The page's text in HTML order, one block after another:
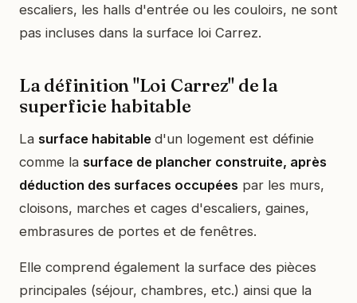
escaliers, les halls d'entrée ou les couloirs, ne sont
pas incluses dans la surface loi Carrez.
La définition "Loi Carrez" de la
superficie habitable
La surface habitable d'un logement est définie
comme la surface de plancher construite, après
déduction des surfaces occupées par les murs,
cloisons, marches et cages d'escaliers, gaines,
embrasures de portes et de fenêtres.
Elle comprend également la surface des pièces
principales (séjour, chambres, etc.) ainsi que la